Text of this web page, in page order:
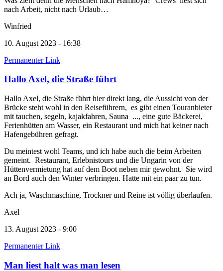
nach Arbeit, nicht nach Urlaub…
Winfried
10. August 2023 - 16:38
Permanenter Link
Hallo Axel, die Straße führt
Hallo Axel, die Straße führt hier direkt lang, die Aussicht von der
Brücke steht wohl in den Reiseführern, es gibt einen Touranbieter
mit tauchen, segeln, kajakfahren, Sauna ..., eine gute Bäckerei,
Ferienhütten am Wasser, ein Restaurant und mich hat keiner nach
Hafengebühren gefragt.
Du meintest wohl Teams, und ich habe auch die beim Arbeiten
gemeint. Restaurant, Erlebnistours und die Ungarin von der
Hüttenvermietung hat auf dem Boot neben mir gewohnt. Sie wird
an Bord auch den Winter verbringen. Hatte mit ein paar zu tun.
Ach ja, Waschmaschine, Trockner und Reine ist völlig überlaufen.
Axel
13. August 2023 - 9:00
Permanenter Link
Man liest halt was man lesen